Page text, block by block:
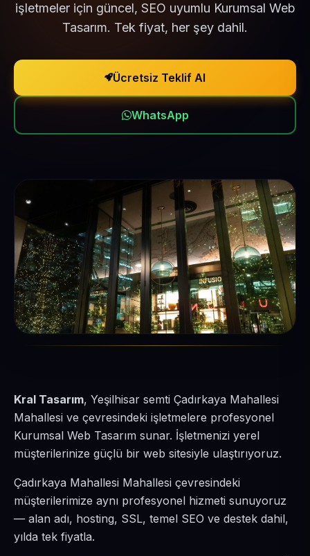
işletmeler için güncel, SEO uyumlu Kurumsal Web
Tasarım. Tek fiyat, her şey dahil.
Ücretsiz Teklif Al
WhatsApp
Kral Tasarım, Yeşilhisar semti Çadırkaya Mahallesi
Mahallesi ve çevresindeki işletmelere profesyonel
Kurumsal Web Tasarım sunar. İşletmenizi yerel
müşterilerinize güçlü bir web sitesiyle ulaştırıyoruz.
Çadırkaya Mahallesi Mahallesi çevresindeki
müşterilerimize aynı profesyonel hizmeti sunuyoruz
— alan adı, hosting, SSL, temel SEO ve destek dahil,
yılda tek fiyatla.